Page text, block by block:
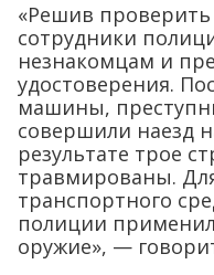
«Решив
сотрудники
незнакомцам и
удостоверения.
машины,
совершили наезд
результате трое
травмированы.
транспортного
полиции
оружие», —